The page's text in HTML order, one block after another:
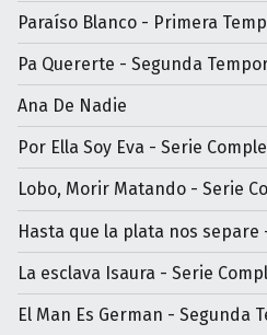
Paraíso Blanco - Primera
Pa Quererte - Segunda
Ana De Nadie
Por Ella Soy Eva - Serie
Lobo, Morir Matando - Serie
Hasta que la plata nos separe
La esclava Isaura - Serie
El Man Es German - Segunda